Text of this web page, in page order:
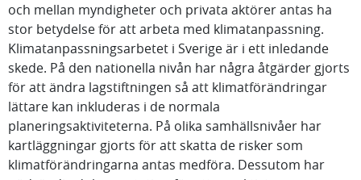
och mellan myndigheter och privata aktörer antas ha
stor betydelse för att arbeta med klimatanpassning.
Klimatanpassningsarbetet i Sverige är i ett inledande
skede. På den nationella nivån har några åtgärder gjorts
för att ändra lagstiftningen så att klimatförändringar
lättare kan inkluderas i de normala
planeringsaktiviteterna. På olika samhällsnivåer har
kartläggningar gjorts för att skatta de risker som
klimatförändringarna antas medföra. Dessutom har